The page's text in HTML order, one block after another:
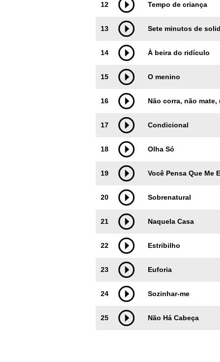
12 Tempo de criança
13 Sete minutos de
14 À beira do ridículo
15 O menino
16 Não corra, não mate,
17 Condicional
18 Olha Só
19 Você Pensa Que Me
20 Sobrenatural
21 Naquela Casa
22 Estribilho
23 Euforia
24 Sozinhar-me
25 Não Há Cabeça